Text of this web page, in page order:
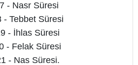
- Nasr Süresi
- Tebbet Süresi
- İhlas Süresi
- Felak Süresi
- Nas Süresi.